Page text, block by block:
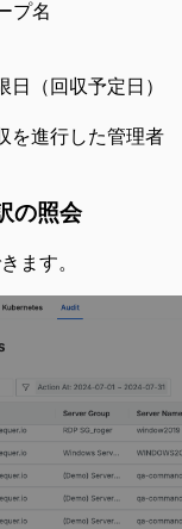
プ名
日（回収予定日）
を進行した管理者
の照会
ます。